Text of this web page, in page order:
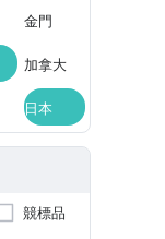
金門
加拿大
日本
競標品